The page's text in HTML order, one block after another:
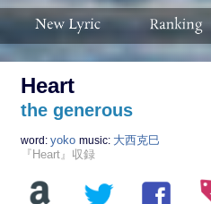
Heart
the generous
word: yoko music: 大西克巳
『Heart』収録